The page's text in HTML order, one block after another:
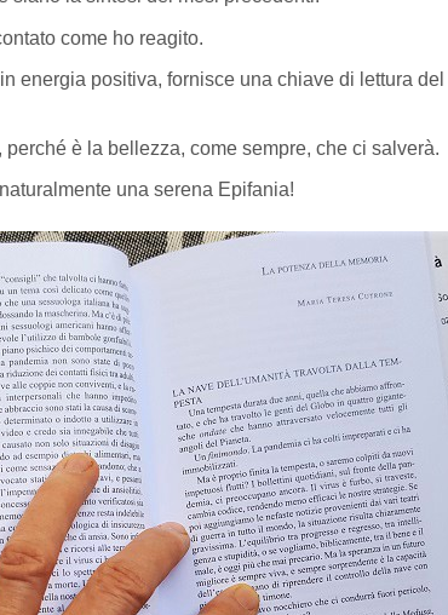
come ho reagito.
energia positiva, fornisce una chiave di lettura
è la bellezza, come sempre, che ci salverà.
una serena Epifania!